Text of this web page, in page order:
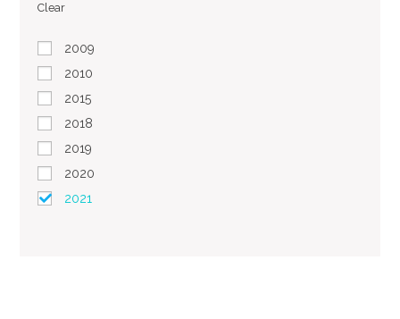
Clear
2009
2010
2015
2018
2019
2020
2021